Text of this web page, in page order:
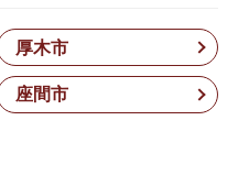
厚木市
座間市